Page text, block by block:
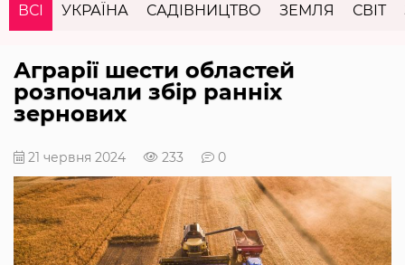
ВСІ УКРАЇНА САДІВНИЦТВО ЗЕМЛЯ СВІТ
Аграрії шести областей
розпочали збір ранніх
зернових
21 червня 2024 233 0